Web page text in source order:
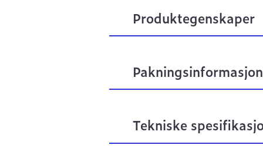
Produktegenskaper
Pakningsinformasjon
Tekniske